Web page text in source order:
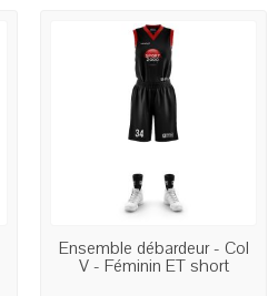
COMMANDE PERSONNALISÉE
Ensemble débardeur - Col
V - Féminin ET short